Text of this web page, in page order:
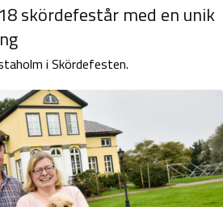
skördefestår med en unik
i Skördefesten.